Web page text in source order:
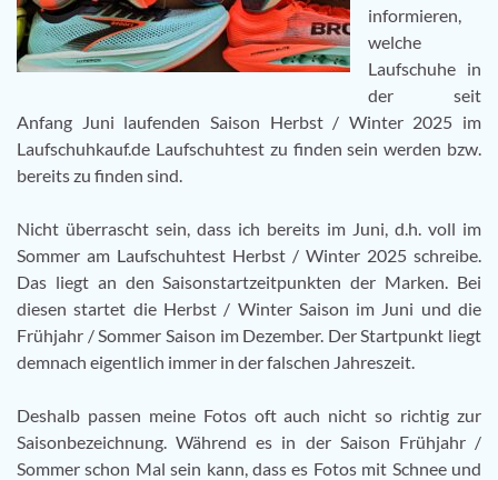
informieren,
welche
Laufschuhe in
der seit
Anfang Juni laufenden Saison Herbst / Winter 2025 im
Laufschuhkauf.de Laufschuhtest zu finden sein werden bzw.
bereits zu finden sind.
Nicht überrascht sein, dass ich bereits im Juni, d.h. voll im
Sommer am Laufschuhtest Herbst / Winter 2025 schreibe.
Das liegt an den Saisonstartzeitpunkten der Marken. Bei
diesen startet die Herbst / Winter Saison im Juni und die
Frühjahr / Sommer Saison im Dezember. Der Startpunkt liegt
demnach eigentlich immer in der falschen Jahreszeit.
Deshalb passen meine Fotos oft auch nicht so richtig zur
Saisonbezeichnung. Während es in der Saison Frühjahr /
Sommer schon Mal sein kann, dass es Fotos mit Schnee und